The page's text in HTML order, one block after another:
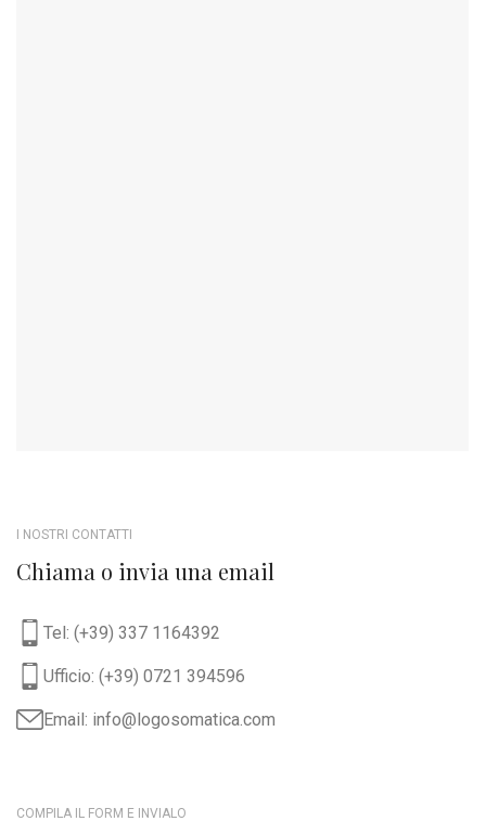
I NOSTRI CONTATTI
Chiama o invia una email
Tel: (+39) 337 1164392
Ufficio: (+39) 0721 394596
Email: info@logosomatica.com
COMPILA IL FORM E INVIALO